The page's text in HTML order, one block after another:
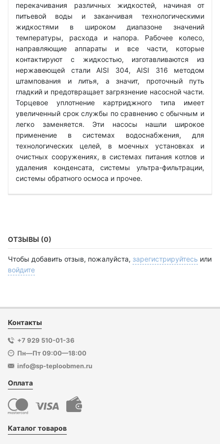
перекачивания различных жидкостей, начиная от
питьевой воды и заканчивая технологическими
жидкостями в широком диапазоне значений
температуры, расхода и напора. Рабочее колесо,
направляющие аппараты и все части, которые
контактируют с жидкостью, изготавливаются из
нержавеющей стали AISI 304, AISI 316 методом
штампования и литья, а значит, проточный путь
гладкий и предотвращает загрязнение насосной части.
Торцевое уплотнение картриджного типа имеет
увеличенный срок службы по сравнению с обычным и
легко заменяется. Эти насосы нашли широкое
применение в системах водоснабжения, для
технологических целей, в моечных установках и
очистных сооружениях, в системах питания котлов и
удаления конденсата, системы ультра-фильтрации,
системы обратного осмоса и прочее.
ОТЗЫВЫ (0)
Чтобы добавить отзыв, пожалуйста, зарегистрируйтесь или
войдите
Контакты
+7 929 510-01-36
Пн—Пт 09:00—18:00
info@sp-teploobmen.ru
Оплата
Каталог товаров